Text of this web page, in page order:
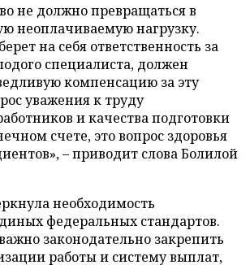
не должно превращаться в
неоплачиваемую нагрузку.
на себя ответственность за
специалиста, должен
компенсацию за эту
уважения к труду
и качества подготовки
счете, это вопрос здоровья
– приводит слова Болилой
необходимость
федеральных стандартов.
законодательно закрепить
работы и систему выплат,